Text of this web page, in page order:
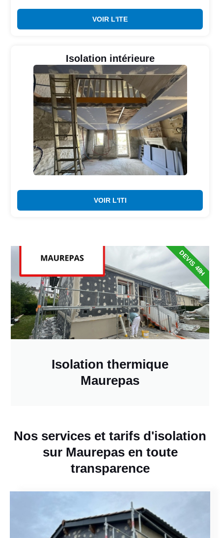
VOIR L'ITE
Isolation intérieure
VOIR L'ITI
Isolation thermique
Maurepas
DEVIS 48H
Nos services et tarifs d'isolation
sur Maurepas en toute
transparence